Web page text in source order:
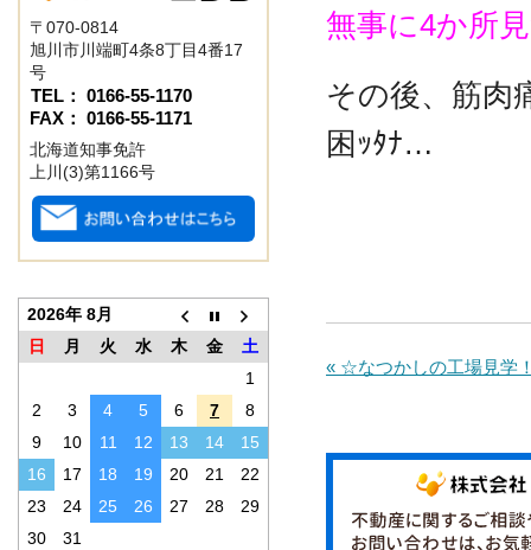
無事に4か所
その後、筋肉
困ｯﾀﾅ…
« ☆なつかしの工場見学
〒070-0814
旭川市川端町4条8丁目4番17
号
TEL： 0166-55-1170
FAX： 0166-55-1171
北海道知事免許
上川(3)第1166号
2026年 8月
日
月 火 水 木 金
土
1
2
3 4 5 6 7
8
9
10 11 12 13 14
15
16
17 18 19 20 21
22
23
24 25 26 27 28
29
30
31